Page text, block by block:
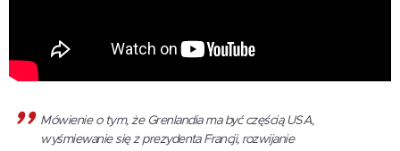
Mówienie o tym, że Grenlandia ma być częścią USA,
wyśmiewanie się z prezydenta Francji, rozwijanie